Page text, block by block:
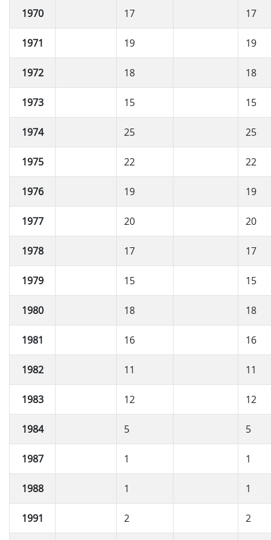
1970 17 17
1971 19 19
1972 18 18
1973 15 15
1974 25 25
1975 22 22
1976 19 19
1977 20 20
1978 17 17
1979 15 15
1980 18 18
1981 16 16
1982 11 11
1983 12 12
1984 5 5
1987 1 1
1988 1 1
1991 2 2